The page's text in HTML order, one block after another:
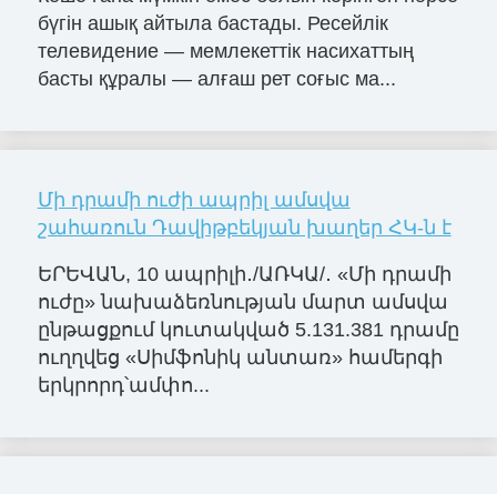
бүгін ашық айтыла бастады. Ресейлік
телевидение — мемлекеттік насихаттың
басты құралы — алғаш рет соғыс ма...
Մի դրամի ուժի ապրիլ ամսվա
շահառուն Դավիթբեկյան խաղեր ՀԿ-ն է
ԵՐԵՎԱՆ, 10 ապրիլի․/ԱՌԿԱ/․ «Մի դրամի
ուժը» նախաձեռնության մարտ ամսվա
ընթացքում կուտակված 5.131.381 դրամը
ուղղվեց «Սիմֆոնիկ անտառ» համերգի
երկրորդ՝ամփո...